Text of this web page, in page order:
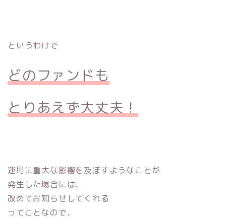
というわけで
どのファンドも
とりあえず大丈夫！
運用に重大な影響を及ぼすようなことが
発生した場合には、
改めてお知らせしてくれる
ってことなので、